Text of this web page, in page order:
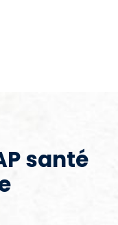
santé